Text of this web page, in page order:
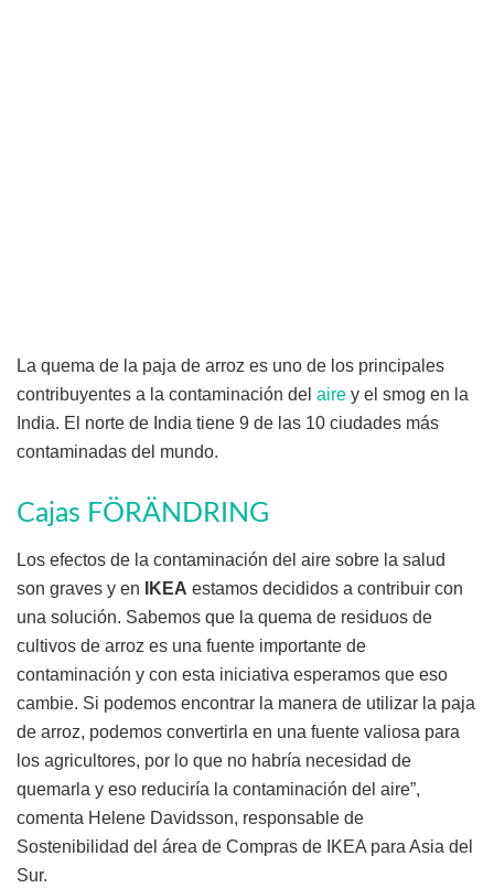
La quema de la paja de arroz es uno de los principales
contribuyentes a la contaminación del aire y el smog en la
India. El norte de India tiene 9 de las 10 ciudades más
contaminadas del mundo.
Cajas FÖRÄNDRING
Los efectos de la contaminación del aire sobre la salud
son graves y en
IKEA estamos decididos a contribuir con
una solución. Sabemos que la quema de residuos de
cultivos de arroz es una fuente importante de
contaminación y con esta iniciativa esperamos que eso
cambie. Si podemos encontrar la manera de utilizar la paja
de arroz, podemos convertirla en una fuente valiosa para
los agricultores, por lo que no habría necesidad de
quemarla y eso reduciría la contaminación del aire”,
comenta Helene Davidsson, responsable de
Sostenibilidad del área de Compras de IKEA para Asia del
Sur.